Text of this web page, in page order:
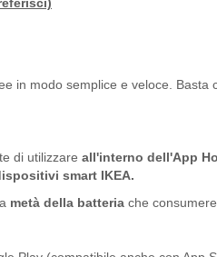
in modo semplice e veloce.
di utilizzare all'interno dell'App
smart IKEA.
metà della batteria che